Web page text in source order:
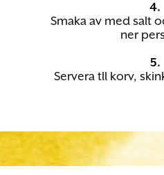
4.
Smaka av med salt
ner
5.
Servera tll korv,